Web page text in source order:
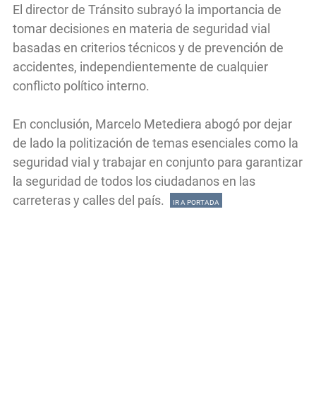
El director de Tránsito subrayó la importancia de
tomar decisiones en materia de seguridad vial
basadas en criterios técnicos y de prevención de
accidentes, independientemente de cualquier
conflicto político interno.
En conclusión, Marcelo Metediera abogó por dejar
de lado la politización de temas esenciales como la
seguridad vial y trabajar en conjunto para garantizar
la seguridad de todos los ciudadanos en las
carreteras y calles del país.
IR A PORTADA